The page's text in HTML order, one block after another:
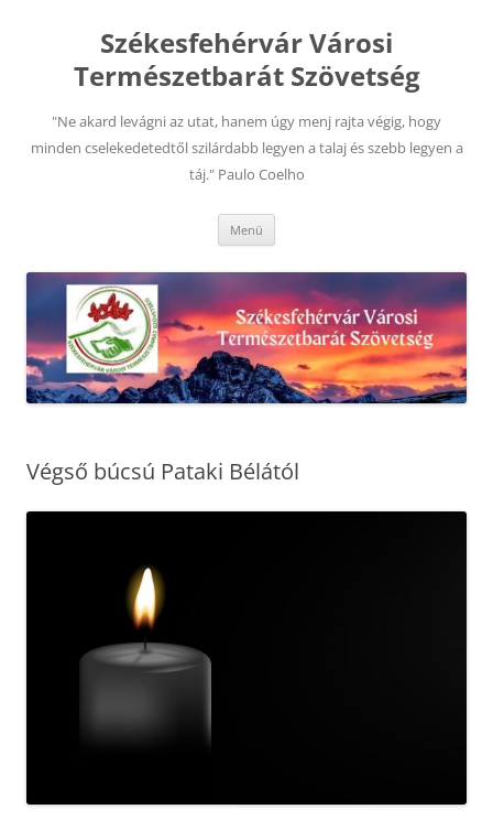
tartalombaSzékesfehérvár Városi
Természetbarát Szövetség
"Ne akard levágni az utat, hanem úgy menj rajta végig, hogy
minden cselekedetedtől szilárdabb legyen a talaj és szebb legyen a
táj." Paulo Coelho
Menü
Végső búcsú Pataki Bélától